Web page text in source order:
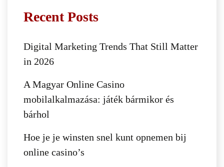
Recent Posts
Digital Marketing Trends That Still Matter
in 2026
A Magyar Online Casino
mobilalkalmazása: játék bármikor és
bárhol
Hoe je je winsten snel kunt opnemen bij
online casino’s